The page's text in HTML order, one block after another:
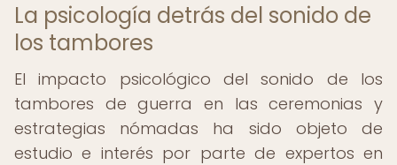
La psicología detrás del sonido de
los tambores
El impacto psicológico del sonido de los
tambores de guerra en las ceremonias y
estrategias nómadas ha sido objeto de
estudio e interés por parte de expertos en